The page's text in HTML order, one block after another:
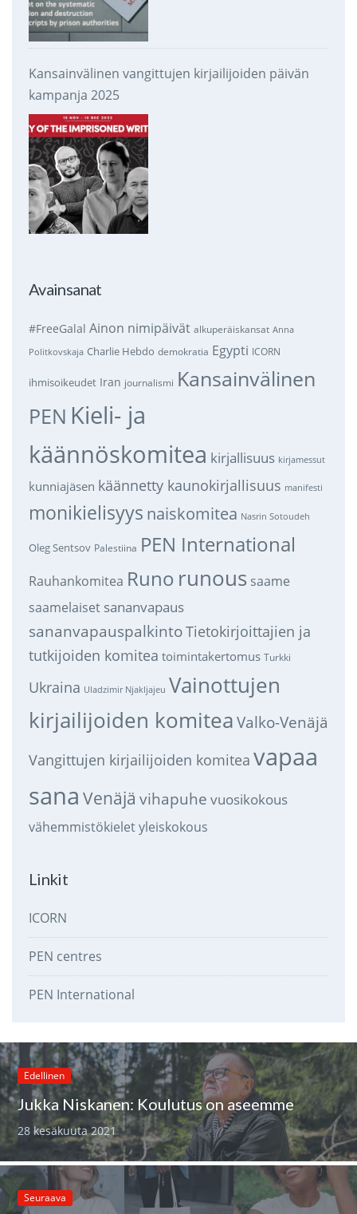
Kansainvälinen vangittujen kirjailijoiden päivän
kampanja 2025
Avainsanat
#FreeGalal Ainon nimipäivät alkuperäiskansat Anna
Politkovskaja Charlie Hebdo demokratia Egypti ICORN
ihmisoikeudet Iran journalismi Kansainvälinen
PEN Kieli- ja
käännöskomitea kirjallisuus kirjamessut
kunniajäsen käännetty kaunokirjallisuus manifesti
monikielisyys naiskomitea Nasrin Sotoudeh
Oleg Sentsov Palestiina PEN International
Rauhankomitea Runo runous saame
saamelaiset sananvapaus
sananvapauspalkintoTietokirjoittajien ja
tutkijoiden komitea toimintakertomus Turkki
Ukraina Uladzimir Njakljajeu Vainottujen
kirjailijoiden komitea Valko-Venäjä
Vangittujen kirjailijoiden komitea vapaa
sana Venäjä vihapuhe vuosikokous
vähemmistökieletyleiskokous
Linkit
ICORN
PEN centres
PEN International
Edellinen
Jukka Niskanen: Koulutus on aseemme
28 kesäkuuta 2021
Seuraava